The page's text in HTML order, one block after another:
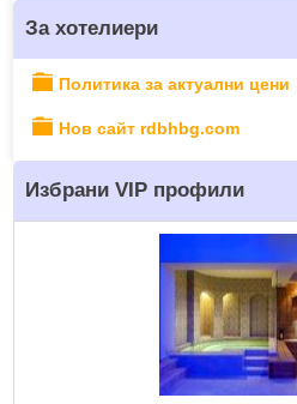
За хотелиери
Политика за актуални цени
Нов сайт rdbhbg.com
Избрани VIP профили